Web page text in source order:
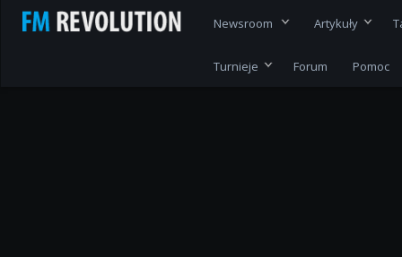
Newsroom Artykuły
Turnieje Forum Pomoc